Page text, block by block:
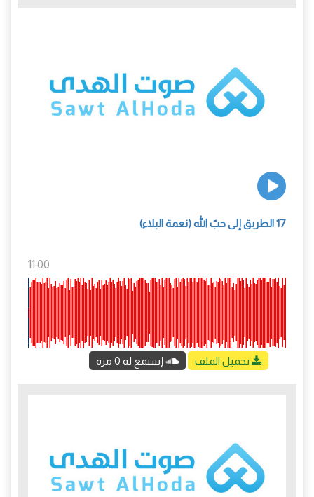
17 الطريق إلى حبّ الله (نعمة البلاء)
11:00
تحميل الملف إستمع له 0 مرة